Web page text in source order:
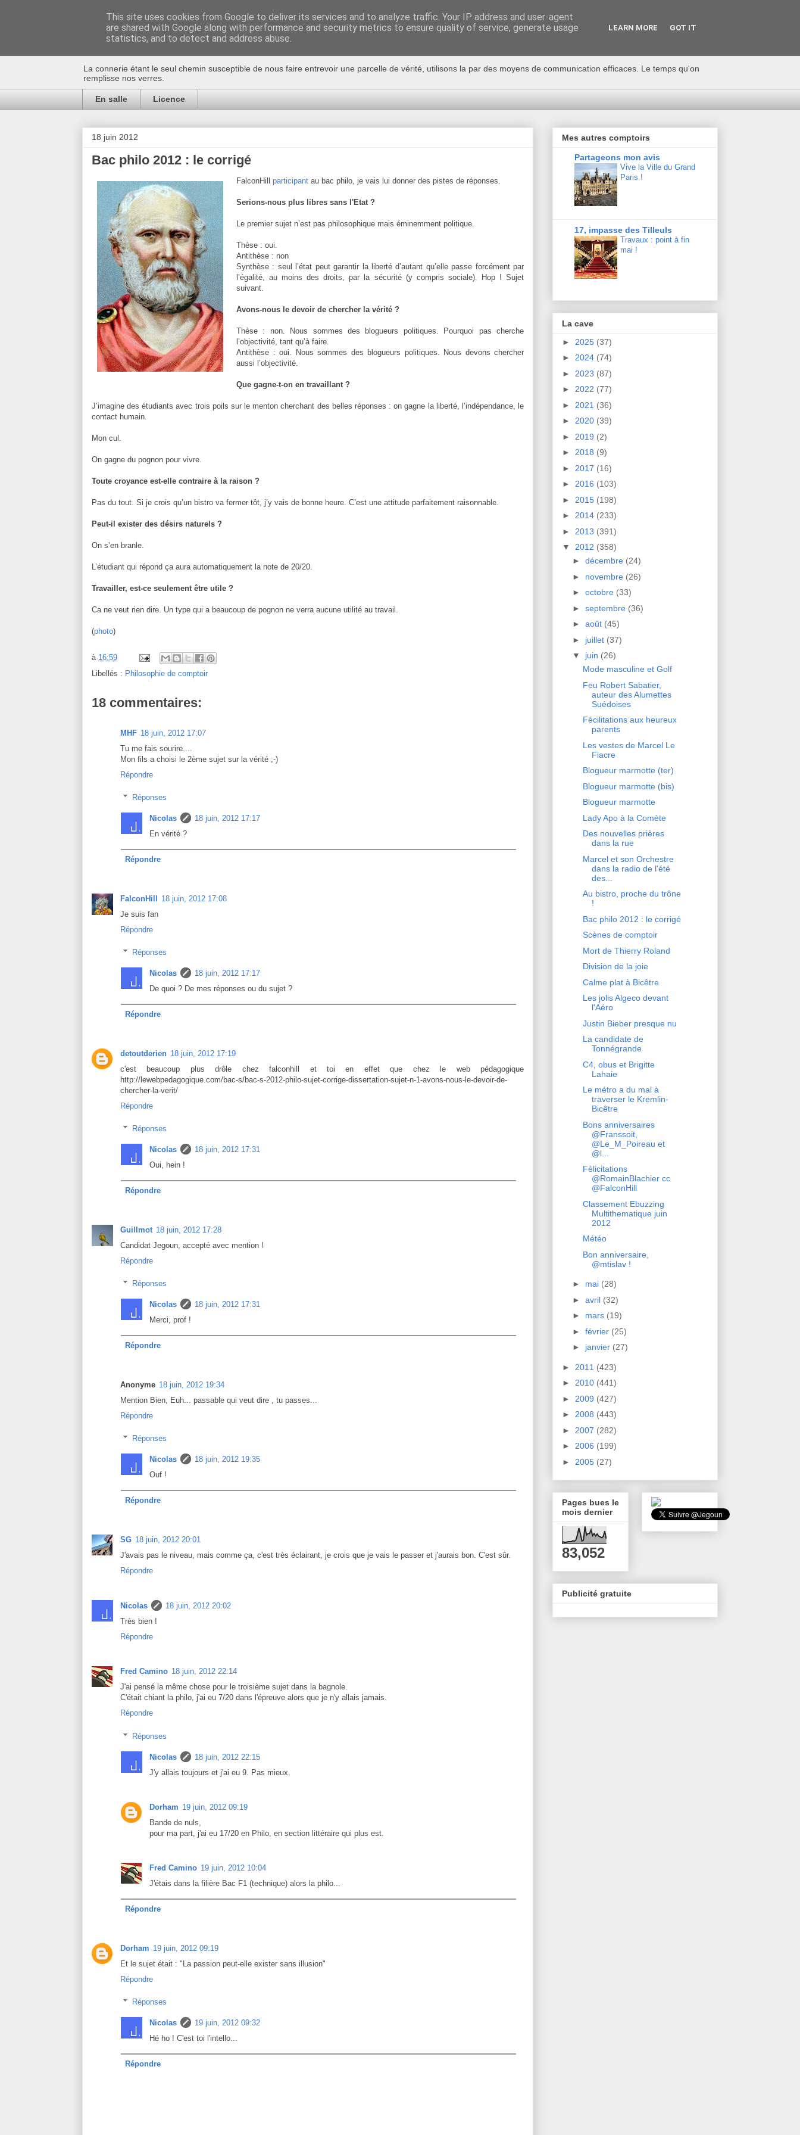
Au bistro !
La connerie étant le seul chemin susceptible de nous faire entrevoir une parcelle de vérité, utilisons la par des moyens de communication efficaces. Le temps qu'on
remplisse nos verres.
En salle Licence
18 juin 2012
Bac philo 2012 : le corrigé
FalconHill participant au bac philo, je vais lui donner des pistes de réponses.
Serions-nous plus libres sans l'Etat ?
Le premier sujet n’est pas philosophique mais éminemment politique.
Thèse : oui.
Antithèse : non
Synthèse : seul l’état peut garantir la liberté d’autant qu’elle passe forcément par
l’égalité, au moins des droits, par la sécurité (y compris sociale). Hop ! Sujet
suivant.
Avons-nous le devoir de chercher la vérité ?
Thèse : non. Nous sommes des blogueurs politiques. Pourquoi pas cherche
l’objectivité, tant qu’à faire.
Antithèse : oui. Nous sommes des blogueurs politiques. Nous devons chercher
aussi l’objectivité.
Que gagne-t-on en travaillant ?
J’imagine des étudiants avec trois poils sur le menton cherchant des belles réponses : on gagne la liberté, l’indépendance, le
contact humain.
Mon cul.
On gagne du pognon pour vivre.
Toute croyance est-elle contraire à la raison ?
Pas du tout. Si je crois qu’un bistro va fermer tôt, j’y vais de bonne heure. C’est une attitude parfaitement raisonnable.
Peut-il exister des désirs naturels ?
On s’en branle.
L’étudiant qui répond ça aura automatiquement la note de 20/20.
Travailler, est-ce seulement être utile ?
Ca ne veut rien dire. Un type qui a beaucoup de pognon ne verra aucune utilité au travail.
(photo)
à 16:59
Libellés : Philosophie de comptoir
18 commentaires:
MHF 18 juin, 2012 17:07
Tu me fais sourire....
Mon fils a choisi le 2ème sujet sur la vérité ;-)
Répondre
Réponses
Nicolas
18 juin, 2012 17:17
En vérité ?
Répondre
FalconHill
18 juin, 2012 17:08
Je suis fan
Répondre
Réponses
Nicolas
18 juin, 2012 17:17
De quoi ? De mes réponses ou du sujet ?
Répondre
detoutderien 18 juin, 2012 17:19
c'est beaucoup plus drôle chez falconhill et toi en effet que chez le web pédagogique
http://lewebpedagogique.com/bac-s/bac-s-2012-philo-sujet-corrige-dissertation-sujet-n-1-avons-nous-le-devoir-de-
chercher-la-verit/
Répondre
Réponses
Nicolas
18 juin, 2012 17:31
Oui, hein !
Répondre
Guillmot 18 juin, 2012 17:28
Candidat Jegoun, accepté avec mention !
Répondre
Réponses
Nicolas
18 juin, 2012 17:31
Merci, prof !
Répondre
Anonyme 18 juin, 2012 19:34
Mention Bien, Euh... passable qui veut dire , tu passes...
Répondre
Réponses
Nicolas
18 juin, 2012 19:35
Ouf !
Répondre
SG 18 juin, 2012 20:01
J'avais pas le niveau, mais comme ça, c'est très éclairant, je crois que je vais le passer et j'aurais bon. C'est sûr.
Répondre
Nicolas
18 juin, 2012 20:02
Très bien !
Répondre
Fred Camino 18 juin, 2012 22:14
J'ai pensé la même chose pour le troisième sujet dans la bagnole.
C'était chiant la philo, j'ai eu 7/20 dans l'épreuve alors que je n'y allais jamais.
Répondre
Réponses
Nicolas
18 juin, 2012 22:15
J'y allais toujours et j'ai eu 9. Pas mieux.
Dorham 19 juin, 2012 09:19
Bande de nuls,
pour ma part, j'ai eu 17/20 en Philo, en section littéraire qui plus est.
Fred Camino 19 juin, 2012 10:04
J'étais dans la filière Bac F1 (technique) alors la philo...
Répondre
Dorham 19 juin, 2012 09:19
Et le sujet était : "La passion peut-elle exister sans illusion"
Répondre
Réponses
Nicolas
19 juin, 2012 09:32
Hé ho ! C'est toi l'intello...
Répondre
Mes autres comptoirs
Partageons mon avis
Vive la Ville du Grand
Paris !
17, impasse des Tilleuls
Travaux : point à fin
mai !
La cave
► 2025 (37)
► 2024 (74)
► 2023 (87)
► 2022 (77)
► 2021 (36)
► 2020 (39)
► 2019 (2)
► 2018 (9)
► 2017 (16)
► 2016 (103)
► 2015 (198)
► 2014 (233)
► 2013 (391)
▼ 2012 (358)
► décembre (24)
► novembre (26)
► octobre (33)
► septembre (36)
► août (45)
► juillet (37)
▼ juin (26)
Mode masculine et Golf
Feu Robert Sabatier,
auteur des Alumettes
Suédoises
Fécilitations aux heureux
parents
Les vestes de Marcel Le
Fiacre
Blogueur marmotte (ter)
Blogueur marmotte (bis)
Blogueur marmotte
Lady Apo à la Comète
Des nouvelles prières
dans la rue
Marcel et son Orchestre
dans la radio de l'été
des...
Au bistro, proche du trône
!
Bac philo 2012 : le corrigé
Scènes de comptoir
Mort de Thierry Roland
Division de la joie
Calme plat à Bicêtre
Les jolis Algeco devant
l'Aéro
Justin Bieber presque nu
La candidate de
Tonnégrande
C4, obus et Brigitte
Lahaie
Le métro a du mal à
traverser le Kremlin-
Bicêtre
Bons anniversaires
@Franssoit,
@Le_M_Poireau et
@l...
Félicitations
@RomainBlachier cc
@FalconHill
Classement Ebuzzing
Multithematique juin
2012
Météo
Bon anniversaire,
@mtislav !
► mai (28)
► avril (32)
► mars (19)
► février (25)
► janvier (27)
► 2011 (423)
► 2010 (441)
► 2009 (427)
► 2008 (443)
► 2007 (282)
► 2006 (199)
► 2005 (27)
Pages bues le
mois dernier
83,052
Publicité gratuite
This site uses cookies from Google to deliver its services and to analyze traffic. Your IP address and user-agent
are shared with Google along with performance and security metrics to ensure quality of service, generate usage
statistics, and to detect and address abuse.
LEARN MORE GOT IT